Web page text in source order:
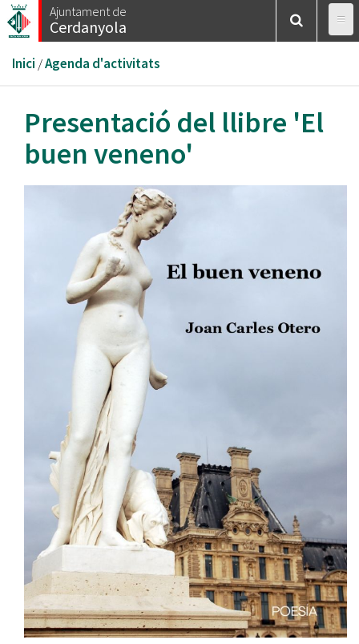
Vés
al
Ajuntament de
Cerdanyola
Esteu
aquí
Inici /Agenda d'activitats
Presentació del llibre 'El
buen veneno'